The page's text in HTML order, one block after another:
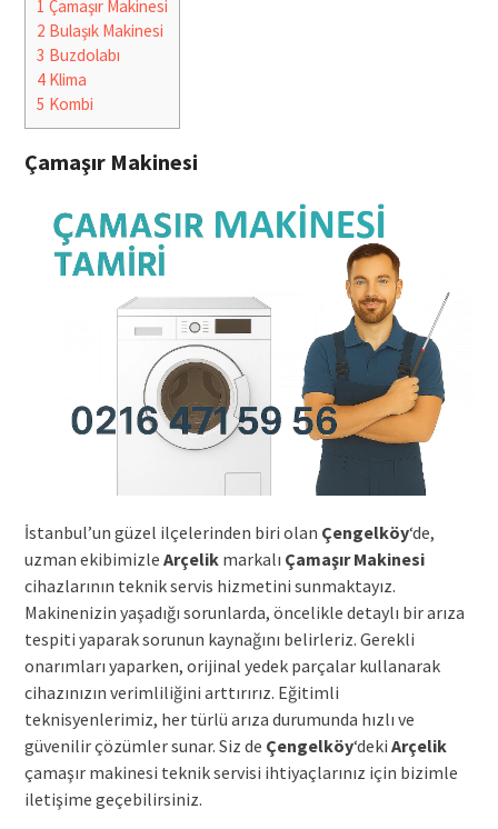
1 Çamaşır Makinesi
2 Bulaşık Makinesi
3 Buzdolabı
4Klima
5 Kombi
Çamaşır Makinesi
İstanbul’un güzel ilçelerinden biri olan Çengelköy‘de,
uzman ekibimizle Arçelikmarkalı Çamaşır Makinesi
cihazlarının teknik servis hizmetini sunmaktayız.
Makinenizin yaşadığı sorunlarda, öncelikle detaylı bir arıza
tespiti yaparak sorunun kaynağını belirleriz. Gerekli
onarımları yaparken, orijinal yedek parçalar kullanarak
cihazınızın verimliliğini arttırırız. Eğitimli
teknisyenlerimiz, her türlü arıza durumunda hızlı ve
güvenilir çözümler sunar. Siz de Çengelköy‘deki Arçelik
çamaşır makinesi teknik servisi ihtiyaçlarınız için bizimle
iletişime geçebilirsiniz.